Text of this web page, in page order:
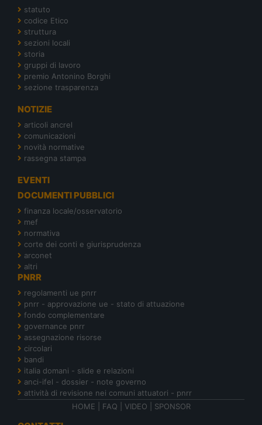
statuto
codice Etico
struttura
sezioni locali
storia
gruppi di lavoro
premio Antonino Borghi
sezione trasparenza
NOTIZIE
articoli ancrel
comunicazioni
novità normative
rassegna stampa
EVENTI
DOCUMENTI PUBBLICI
finanza locale/osservatorio
mef
normativa
corte dei conti e giurisprudenza
arconet
altri
PNRR
regolamenti ue pnrr
pnrr - approvazione ue - stato di attuazione
fondo complementare
governance pnrr
assegnazione risorse
circolari
bandi
italia domani - slide e relazioni
anci-ifel - dossier - note governo
attività di revisione nei comuni attuatori - pnrr
HOME
FAQ VIDEO SPONSOR